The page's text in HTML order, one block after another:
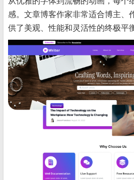
感。文章博客作家非常适合博主、
供了美观、性能和灵活性的终极平